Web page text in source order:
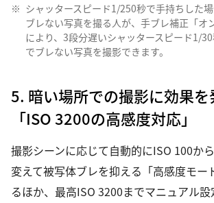
※ シャッタースピード1/250秒で手持ちした
ブレない写真を撮る人が、手ブレ補正「オ
により、3段分遅いシャッタースピード1/
でブレない写真を撮影できます。
5. 暗い場所での撮影に効果を
「ISO 3200の高感度対応」
撮影シーンに応じて自動的にISO 100か
変えて被写体ブレを抑える「高感度モー
るほか、最高ISO 3200までマニュアル設